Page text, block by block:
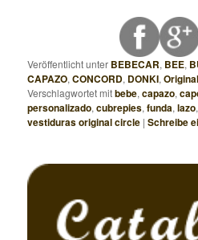
Veröffentlicht unter BEBECAR, BEE,
CAPAZO,CONCORD, DONKI,
Verschlagwortet mitbebe,capazo,
personalizado,cubrepies,funda,lazo
vestiduras original circle |Schreibe